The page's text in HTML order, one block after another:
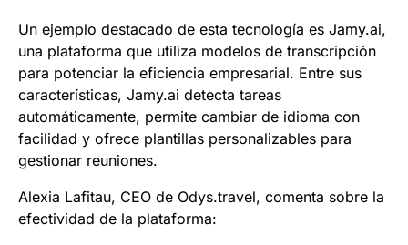
Un ejemplo destacado de esta tecnología es Jamy.ai,
una plataforma que utiliza modelos de transcripción
para potenciar la eficiencia empresarial. Entre sus
características, Jamy.ai detecta tareas
automáticamente, permite cambiar de idioma con
facilidad y ofrece plantillas personalizables para
gestionar reuniones.
Alexia Lafitau, CEO de Odys.travel, comenta sobre la
efectividad de la plataforma: